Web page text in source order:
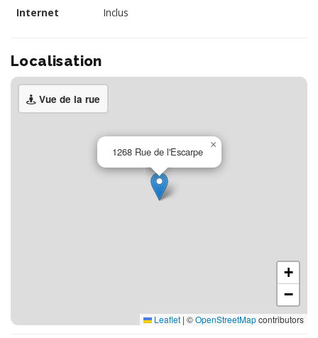
Internet Inclus
Localisation
Vue de la rue
1268 Rue de l'Escarpe
×
+
−
Leaflet | ©OpenStreetMapcontributors